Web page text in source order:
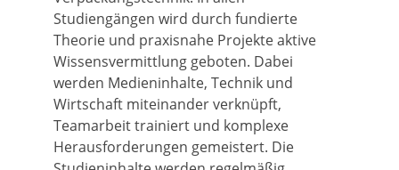
Studiengängen wird durch fundierte
Theorie und praxisnahe Projekte aktive
Wissensvermittlung geboten. Dabei
werden Medieninhalte, Technik und
Wirtschaft miteinander verknüpft,
Teamarbeit trainiert und komplexe
Herausforderungen gemeistert. Die